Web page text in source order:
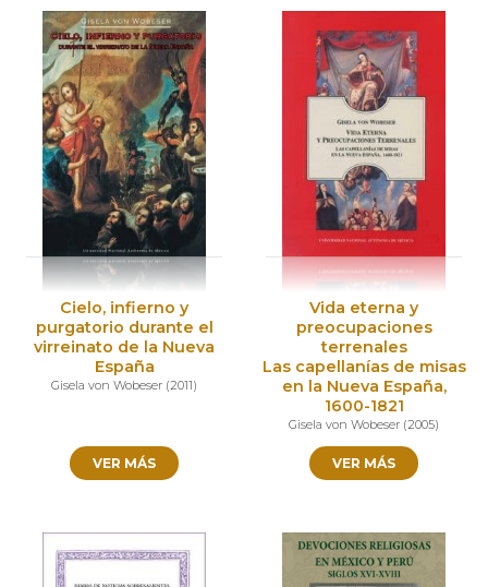
Cielo, infierno y
purgatorio durante el
virreinato de la Nueva
España
Gisela von Wobeser (2011)
VER MÁS
Vida eterna y
preocupaciones
terrenales
Las capellanías de misas
en la Nueva España,
1600-1821
Gisela von Wobeser (2005)
VER MÁS